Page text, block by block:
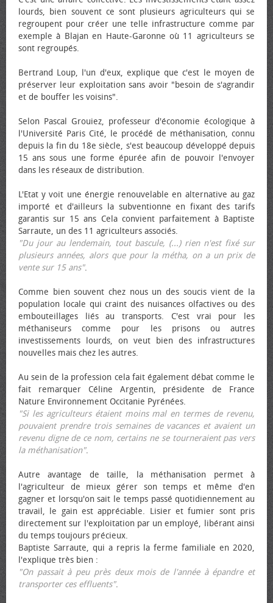
lourds, bien souvent ce sont plusieurs agriculteurs qui se
regroupent pour créer une telle infrastructure comme par
exemple à Blajan en Haute-Garonne où 11 agriculteurs se
sont regroupés.
Bertrand Loup, l'un d'eux, explique que c'est le moyen de
préserver leur exploitation sans avoir "besoin de s'agrandir
et de bouffer les voisins".
Selon Pascal Grouiez, professeur d'économie écologique à
l'Université Paris Cité, le procédé de méthanisation, connu
depuis la fin du 18e siècle, s'est beaucoup développé depuis
15 ans sous une forme épurée afin de pouvoir l'envoyer
dans les réseaux de distribution.
L'Etat y voit une énergie renouvelable en alternative au gaz
importé et d'ailleurs la subventionne en fixant des tarifs
garantis sur 15 ans Cela convient parfaitement à Baptiste
Sarraute, un des 11 agriculteurs associés.
"Du jour au lendemain, tout bascule, (...) rien n'est fixé sur
plusieurs années, alors que pour la métha, on a un prix de
vente sur 15 ans".
Comme bien souvent chez nous un des soucis vient de la
population locale qui craint des nuisances olfactives ou des
embouteillages liés au transports. C'est vrai pour les
méthaniseurs comme pour les prisons ou autres
investissements lourds, on veut bien des infrastructures
nouvelles mais chez les autres.
Au sein de la profession cela fait également débat comme le
fait remarquer Céline Argentin, présidente de France
Nature Environnement Occitanie Pyrénées.
"Si les agriculteurs étaient moins mal en termes de revenu,
pouvaient prendre trois semaines de vacances et avaient un
revenu digne de ce nom, certains ne se tourneraient pas vers
la méthanisation".
Autre avantage de taille, la méthanisation permet à
l'agriculteur de mieux gérer son temps et même d'en
gagner et lorsqu'on sait le temps passé quotidiennement au
travail, le gain est appréciable. Lisier et fumier sont pris
directement sur l'exploitation par un employé, libérant ainsi
du temps toujours précieux.
Baptiste Sarraute, qui a repris la ferme familiale en 2020,
l'explique très bien :
"On passait à peu près deux mois de l'année à épandre et
transporter ces effluents".